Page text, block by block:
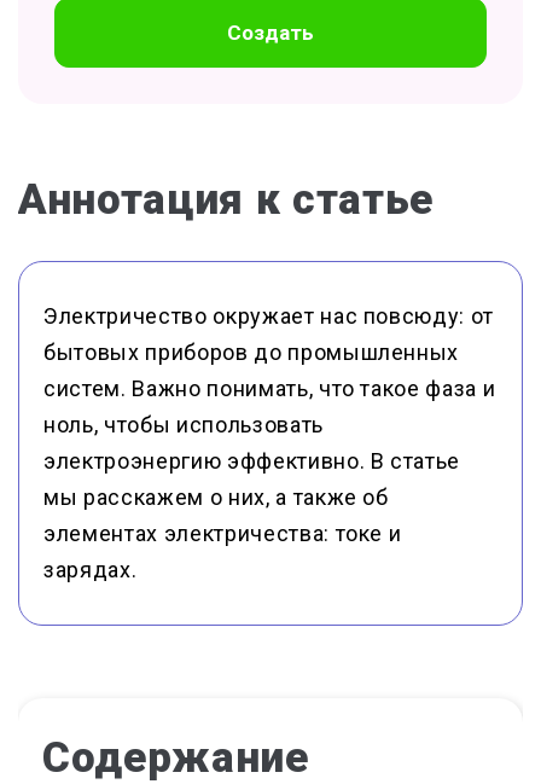
Создать
Аннотация к статье
Электричество окружает нас повсюду: от
бытовых приборов до промышленных
систем. Важно понимать, что такое фаза и
ноль, чтобы использовать
электроэнергию эффективно. В статье
мы расскажем о них, а также об
элементах электричества: токе и
зарядах.
Содержание